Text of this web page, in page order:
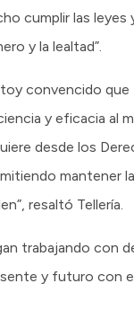
cumplir las leyes
y la lealtad”.
convencido
y eficacia al
desde los
mantener
resaltó Tellería.
trabajando con
y futuro con